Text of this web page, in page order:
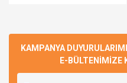
KAMPANYA
E-BÜLTENİMİZE